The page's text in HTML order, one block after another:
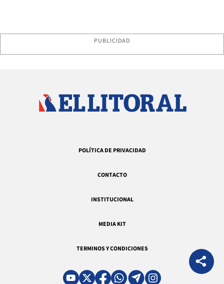
PUBLICIDAD
POLÍTICA DE PRIVACIDAD
CONTACTO
INSTITUCIONAL
MEDIA KIT
TERMINOS Y CONDICIONES